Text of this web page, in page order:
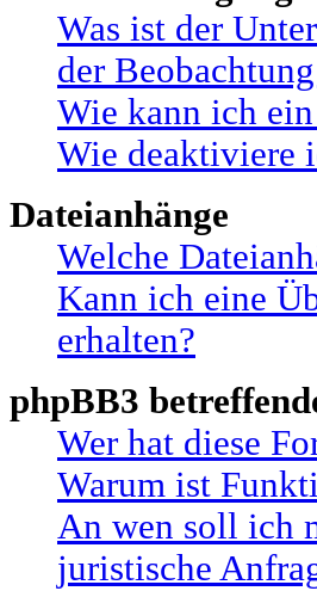
Was ist der
der
Wie kann ich
Wie deaktiviere
Dateianhänge
Welche
Kann ich eine
erhalten?
phpBB3
Wer hat diese
Warum ist
An wen soll ich
juristische